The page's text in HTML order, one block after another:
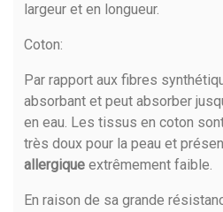
largeur et en longueur.
Coton:
Par rapport aux fibres
absorbant et peut absorber
en eau. Les tissus en coton
très doux pour la peau et
allergique extrêmement faible.
En raison de sa grande